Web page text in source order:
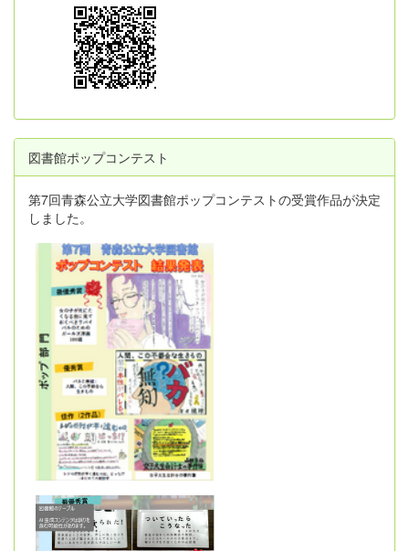
図書館ポップコンテスト
第7回青森公立大学図書館ポップコンテストの受賞作品が決定
しました。